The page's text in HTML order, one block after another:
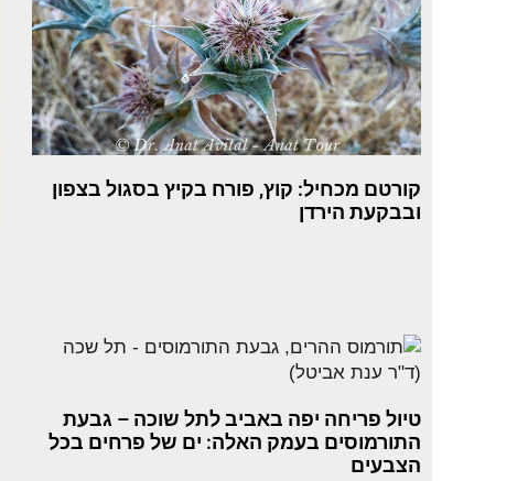
קורטם מכחיל: קוץ, פורח בקיץ בסגול בצפון
ובבקעת הירדן
טיול פריחה יפה באביב לתל שוכה – גבעת
התורמוסים בעמק האלה: ים של פרחים בכל
הצבעים